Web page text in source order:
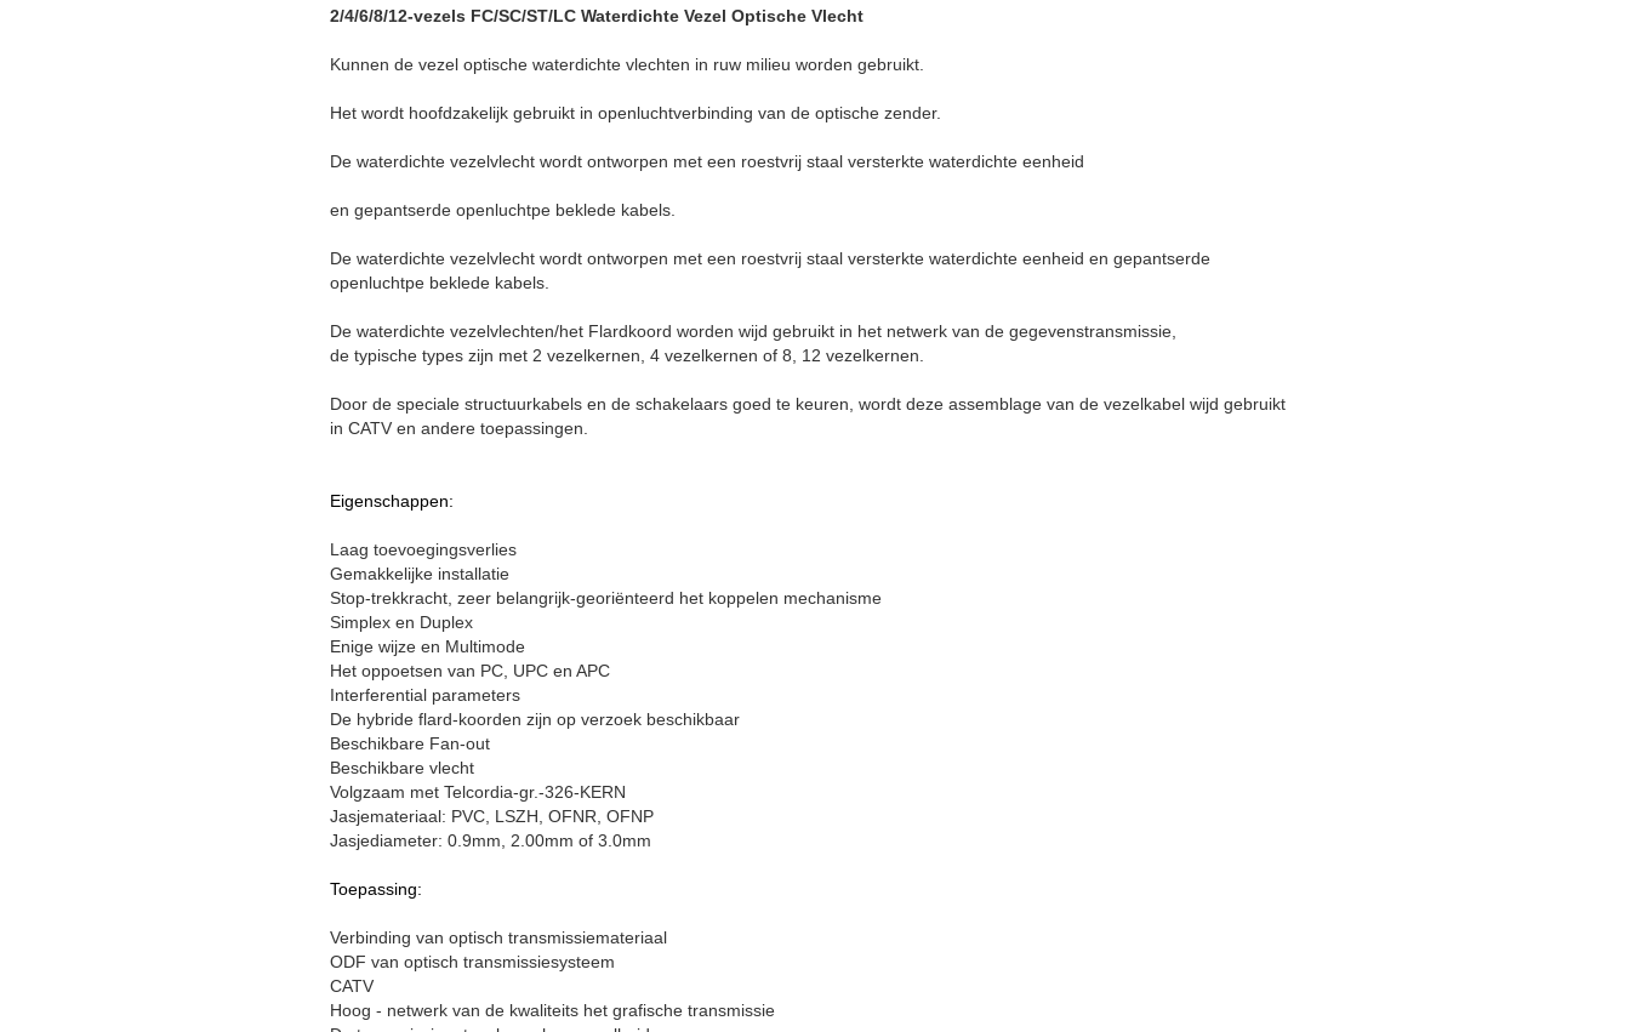
2/4/6/8/12-vezels FC/SC/ST/LC Waterdichte Vezel Optische Vlecht
Kunnen de vezel optische waterdichte vlechten in ruw milieu worden gebruikt.
Het wordt hoofdzakelijk gebruikt in openluchtverbinding van de optische zender.
De waterdichte vezelvlecht wordt ontworpen met een roestvrij staal versterkte waterdichte eenheid
en gepantserde openluchtpe beklede kabels.
De waterdichte vezelvlecht wordt ontworpen met een roestvrij staal versterkte waterdichte eenheid en gepantserde
openluchtpe beklede kabels.
De waterdichte vezelvlechten/het Flardkoord worden wijd gebruikt in het netwerk van de gegevenstransmissie,
de typische types zijn met 2 vezelkernen, 4 vezelkernen of 8, 12 vezelkernen.
Door de speciale structuurkabels en de schakelaars goed te keuren, wordt deze assemblage van de vezelkabel wijd gebruikt
in CATV en andere toepassingen.
Eigenschappen:
Laag toevoegingsverlies
Gemakkelijke installatie
Stop-trekkracht, zeer belangrijk-georiënteerd het koppelen mechanisme
Simplex en Duplex
Enige wijze en Multimode
Het oppoetsen van PC, UPC en APC
Interferential parameters
De hybride flard-koorden zijn op verzoek beschikbaar
Beschikbare Fan-out
Beschikbare vlecht
Volgzaam met Telcordia-gr.-326-KERN
Jasjemateriaal: PVC, LSZH, OFNR, OFNP
Jasjediameter: 0.9mm, 2.00mm of 3.0mm
Toepassing:
Verbinding van optisch transmissiemateriaal
ODF van optisch transmissiesysteem
CATV
Hoog - netwerk van de kwaliteits het grafische transmissie